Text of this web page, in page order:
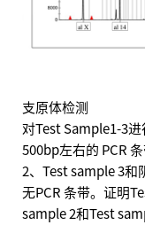
支原体检测
对Test Sample1-3
500bp左右的 PCR
2、Test sample 3和
无PCR 条带。证明
sample 2和Test